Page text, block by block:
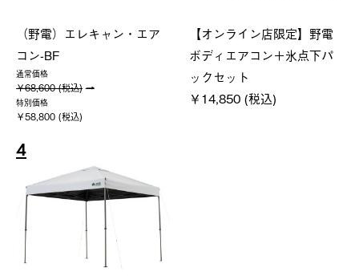
（野電）エレキャン・エア
コン-BF
通常価格
￥68,600 (税込)
特別価格
￥58,800 (税込)
【オンライン店限定】野電
ボディエアコン＋氷点下パ
ックセット
￥14,850 (税込)
4